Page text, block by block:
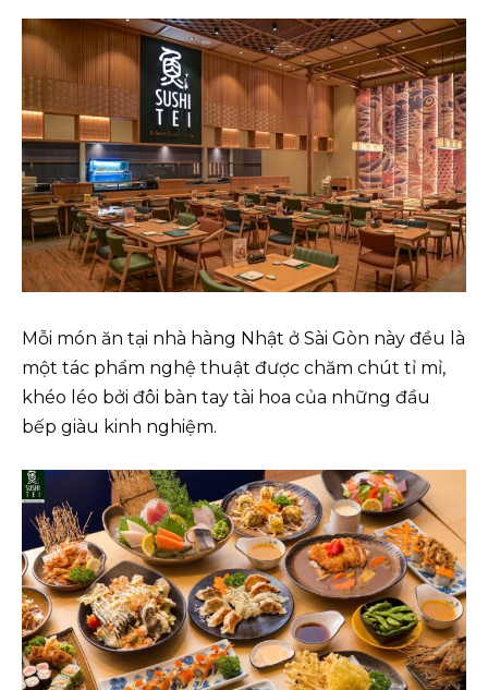
Mỗi món ăn tại nhà hàng Nhật ở Sài Gòn này đều là
một tác phẩm nghệ thuật được chăm chút tỉ mỉ,
khéo léo bởi đôi bàn tay tài hoa của những đầu
bếp giàu kinh nghiệm.